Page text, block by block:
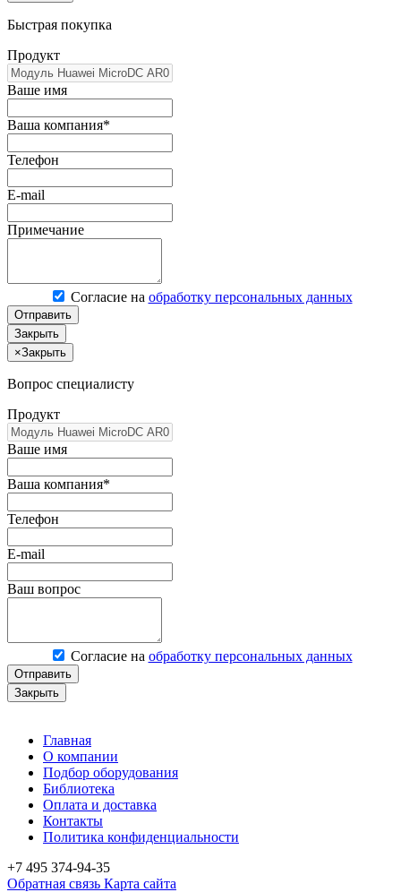
Быстрая покупка
Продукт
Ваше имя
Ваша компания*
Телефон
E-mail
Примечание
Согласие на обработку персональных данных
Отправить
Закрыть
×Закрыть
Вопрос специалисту
Продукт
Ваше имя
Ваша компания*
Телефон
E-mail
Ваш вопрос
Согласие на обработку персональных данных
Отправить
Закрыть
Главная
О компании
Подбор оборудования
Библиотека
Оплата и доставка
Контакты
Политика конфиденциальности
+7 495 374-94-35
Обратная связь Карта сайта